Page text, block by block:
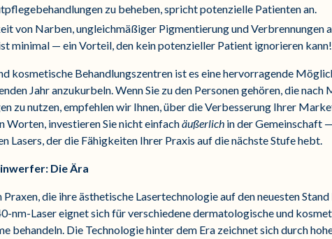
zu beheben, spricht potenzielle Patienten an.
von Narben, ungleichmäßiger Pigmentierung und Verbrennungen
minimal — ein Vorteil, den kein potenzieller Patient ignorieren kann!
kosmetische Behandlungszentren ist es eine hervorragende
Jahr anzukurbeln. Wenn Sie zu den Personen gehören, die nach
zu nutzen, empfehlen wir Ihnen, über die Verbesserung Ihrer
Worten, investieren Sie nicht einfachäußerlich in der Gemeinschaft
Lasers, der die Fähigkeiten Ihrer Praxis auf die nächste Stufe hebt.
Die Ära
die ihre ästhetische Lasertechnologie auf den neuesten
nm-Laser eignet sich für verschiedene dermatologische und
behandeln. Die Technologie hinter dem Era zeichnet sich durch